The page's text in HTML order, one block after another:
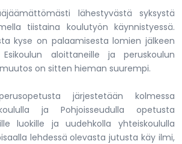
lähestyvästä syksystä
tiistaina koulutyön käynnistyessä.
kyse on palaamisesta lomien jälkeen
aloittaneille ja peruskoulun
on sitten hieman suurempi.
järjestetään kolmessa
ja Pohjoisseudulla opetusta
luokille ja uudehkolla yhteiskoululla
lehdessä olevasta jutusta käy ilmi,